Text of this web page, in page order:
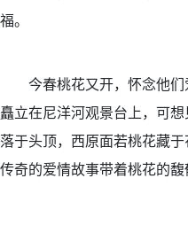
福。
今春桃花又开，怀念他们
矗立在尼洋河观景台上，可
落于头顶，西原面若桃花藏
传奇的爱情故事带着桃花的馥